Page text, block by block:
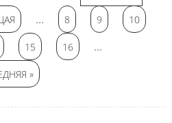
… 8 9 10
15 16 …
»